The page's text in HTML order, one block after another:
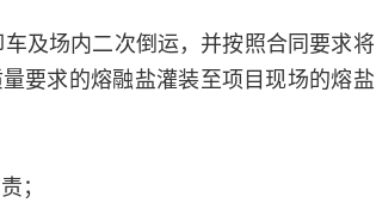
及场内二次倒运，并按照合同要求将
要求的熔融盐灌装至项目现场的熔盐
；